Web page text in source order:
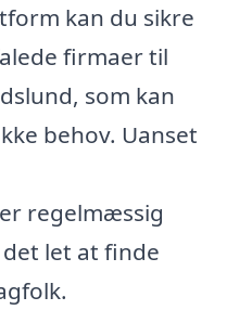
kan du sikre
firmaer til
som kan
behov. Uanset
regelmæssig
let at finde